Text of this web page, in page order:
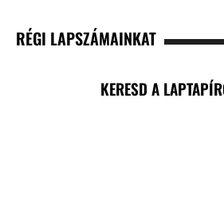
RÉGI LAPSZÁMAINKAT
KERESD A